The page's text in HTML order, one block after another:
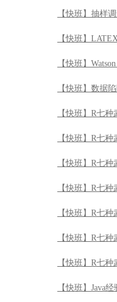
【快班】抽样
【快班】
【快班】
【快班】数据
【快班】R七
【快班】R七
【快班】R七
【快班】R七
【快班】R七
【快班】R七
【快班】R七
【快班】Java经